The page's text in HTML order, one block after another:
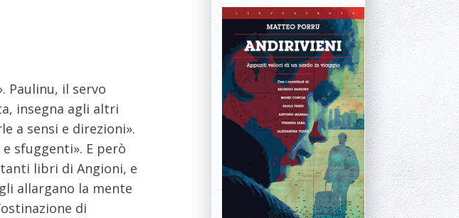
Paulinu, il servo
insegna agli altri
a sensi e direzioni».
sfuggenti». E però
libri di Angioni, e
allargano la mente
di